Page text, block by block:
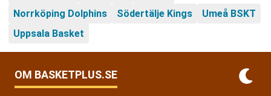
Norrköping Dolphins
Södertälje Kings
Umeå BSKT
Uppsala Basket
OM BASKETPLUS.SE